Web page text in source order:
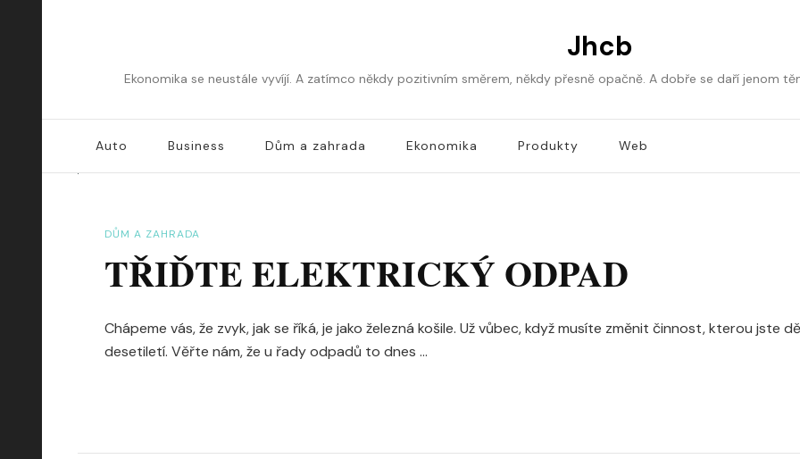
Jhcb
Ekonomika se neustále vyvíjí. A zatímco někdy pozitivním směrem, někdy přesně opačně. A dobře se daří jenom
Auto Business Dům a zahrada Ekonomika Produkty Web
DŮM A ZAHRADA
TŘIĎTE ELEKTRICKÝ ODPAD
Chápeme vás, že zvyk, jak se říká, je jako železná košile. Už vůbec, když musíte změnit činnost, kterou jste
desetiletí. Věřte nám, že u řady odpadů to dnes …